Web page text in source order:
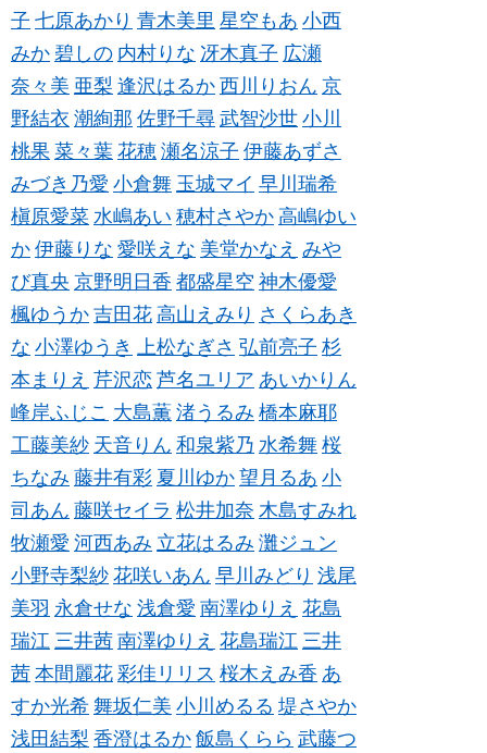
子 七原あかり 青木美里 星空もあ 小西
みか 碧しの 内村りな 冴木真子 広瀬
奈々美 亜梨 逢沢はるか 西川りおん 京
野結衣 潮絢那 佐野千尋 武智沙世 小川
桃果 菜々葉 花穂 瀬名涼子 伊藤あずさ
みづき乃愛 小倉舞 玉城マイ 早川瑞希
槇原愛菜 水嶋あい 穂村さやか 高嶋ゆい
か 伊藤りな 愛咲えな 美堂かなえ みや
び真央 京野明日香 都盛星空 神木優愛
楓ゆうか 吉田花 高山えみり さくらあき
な 小澤ゆうき 上松なぎさ 弘前亮子 杉
本まりえ 芹沢恋 芦名ユリア あいかりん
峰岸ふじこ 大島薫 渚うるみ 橋本麻耶
工藤美紗 天音りん 和泉紫乃 水希舞 桜
ちなみ 藤井有彩 夏川ゆか 望月るあ 小
司あん 藤咲セイラ 松井加奈 木島すみれ
牧瀬愛 河西あみ 立花はるみ 灘ジュン
小野寺梨紗 花咲いあん 早川みどり 浅尾
美羽 永倉せな 浅倉愛 南澤ゆりえ 花島
瑞江 三井茜 南澤ゆりえ 花島瑞江 三井
茜 本間麗花 彩佳リリス 桜木えみ香 あ
すか光希 舞坂仁美 小川めるる 堤さやか
浅田結梨 香澄はるか 飯島くらら 武藤つ